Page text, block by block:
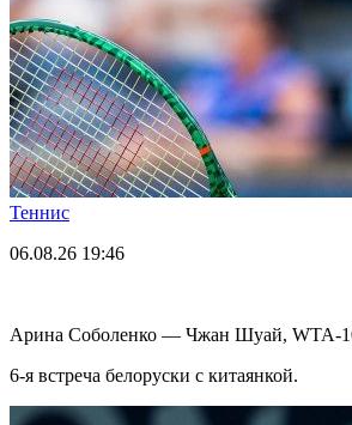
Теннис
06.08.26 19:46
Арина Соболенко — Чжан Шуай, WTA-
6-я встреча белоруски с китаянкой.